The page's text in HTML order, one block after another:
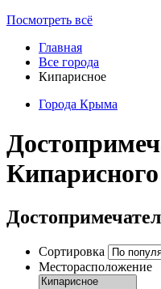
Посмотреть всё
Главная
Все города
Кипарисное
Города Крыма
Кипарисного
Сортировка
Месторасположение